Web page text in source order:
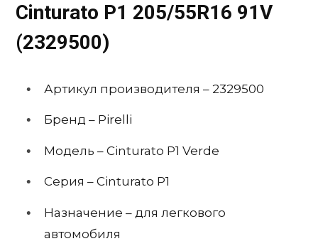
Cinturato P1 205/55R16 91V
(2329500)
Артикул производителя – 2329500
Бренд – Pirelli
Модель – Cinturato P1 Verde
Серия – Cinturato P1
Назначение – для легкового
автомобиля